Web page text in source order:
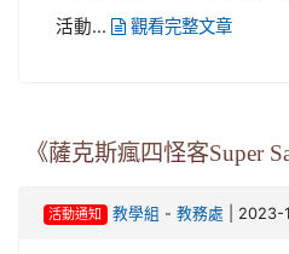
活動...
觀看完整文章
《薩克斯瘋四怪客Super
活動通知 教學組 - 教務處 | 2023-